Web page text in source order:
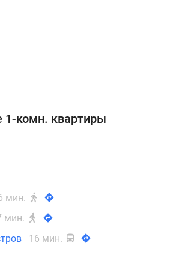
1-комн. квартиры
мин.
мин.
16 мин.